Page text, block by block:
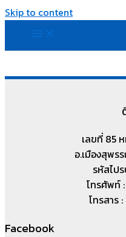
Skip to content
เลขที่ 85
อ.เมืองสุพ
รหัสไป
โทรศัพท์
โทรสาร
Facebook